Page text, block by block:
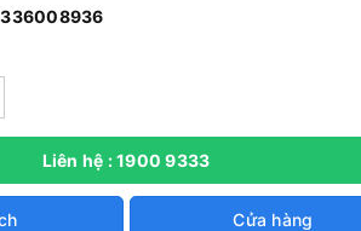
Liên hệ : 1900 9333
Cửa hàng